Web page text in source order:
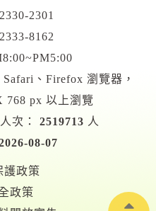
2301
8162
、Firefox 瀏覽器，
768 px 以上瀏覽
次：
2519713 人
08-07
護政策
政策